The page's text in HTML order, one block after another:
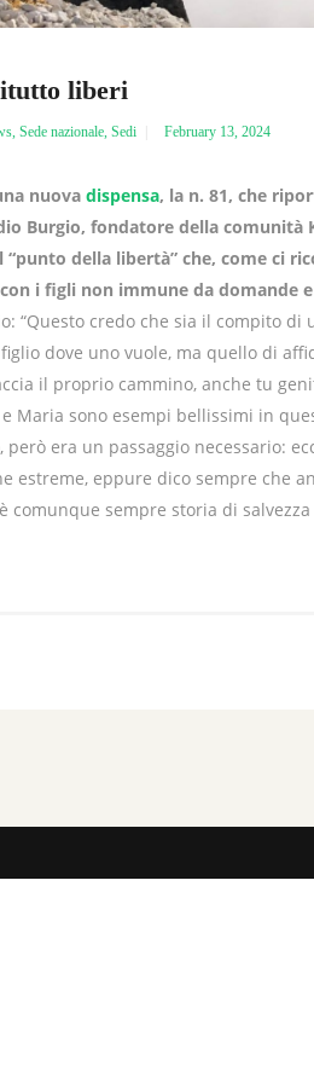
liberi
Sede nazionale Sedi February 13, 2024
nuova dispensa, la n. 81, che
Burgio, fondatore della comunità
della libertà” che, come ci
i figli non immune da domande
“Questo credo che sia il compito
dove uno vuole, ma quello di
il proprio cammino, anche tu
Maria sono esempi bellissimi in
però era un passaggio necessario:
estreme, eppure dico sempre che
comunque sempre storia di